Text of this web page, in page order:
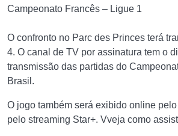
Campeonato Francês – Ligue 1
O confronto no Parc des Princes terá
4. O canal de TV por assinatura tem o
transmissão das partidas do
Brasil.
O jogo também será exibido online
pelo streaming Star+. Vveja como